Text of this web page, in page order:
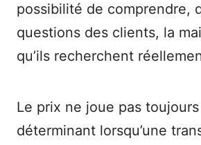
possibilité de comprendre,
questions des clients, la
qu’ils recherchent
Le prix ne joue pas
déterminant lorsqu’une